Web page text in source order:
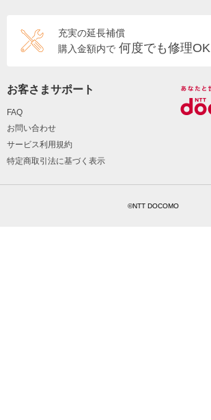
充実の延長補償
購入金額内で 何度でも修理OK
お客さまサポート
FAQ
お問い合わせ
サービス利用規約
特定商取引法に基づく表示
©NTT DOCOMO